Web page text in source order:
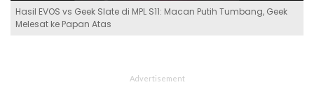
Hasil EVOS vs Geek Slate di MPL S11: Macan Putih Tumbang, Geek
Melesat ke Papan Atas